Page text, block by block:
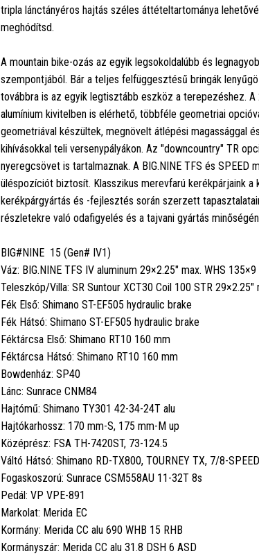
tripla lánctányéros hajtás széles áttételtartománya
meghódítsd.
A mountain bike-ozás az egyik legsokoldalúbb és
szempontjából. Bár a teljes felfüggesztésű bringák
továbbra is az egyik legtisztább eszköz a terepezéshez.
alumínium kivitelben is elérhető, többféle geometriai
geometriával készültek, megnövelt átlépési magassággal
kihívásokkal teli versenypályákon. Az "downcountry" TR
nyeregcsövet is tartalmaznak. A BIG.NINE TFS és
üléspozíciót biztosít. Klasszikus merevfarú kerékpárjaink
kerékpárgyártás és -fejlesztés során szerzett
részletekre való odafigyelés és a tajvani gyártás
BIG#NINE 15 (Gen# IV1)
Váz: BIG.NINE TFS IV aluminum 29×2.25" max. WHS
Teleszkóp/Villa: SR Suntour XCT30 Coil 100 STR 29×2.25"
Fék Első: Shimano ST-EF505 hydraulic brake
Fék Hátsó: Shimano ST-EF505 hydraulic brake
Féktárcsa Első: Shimano RT10 160 mm
Féktárcsa Hátsó: Shimano RT10 160 mm
Bowdenház: SP40
Lánc: Sunrace CNM84
Hajtómű: Shimano TY301 42-34-24T alu
Hajtókarhossz: 170 mm-S, 175 mm-M up
Középrész: FSA TH-7420ST, 73-124.5
Váltó Hátsó: Shimano RD-TX800, TOURNEY TX, 7/8-
Fogaskoszorú: Sunrace CSM558AU 11-32T 8s
Pedál: VP VPE-891
Markolat: Merida EC
Kormány: Merida CC alu 690 WHB 15 RHB
Kormányszár: Merida CC alu 31.8 DSH 6 ASD